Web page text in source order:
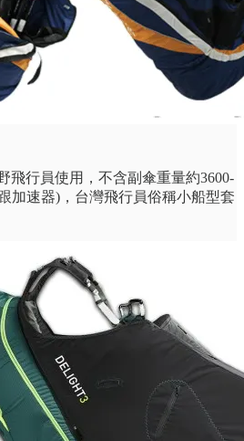
飛行員使用，不含副傘重量約3600-
加速器)，台灣飛行員俗稱小船型套